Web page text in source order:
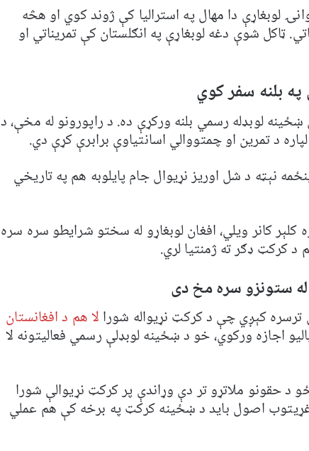
لوبغاړې دا مهال په استرالیا کې ژوند کوي او هڅه
ټاکل شوې دغه لوبغاړې په انګلستان کې تمریناتي او
په بلنه سفر کوي
ښځینه لوبډله رسمي بلنه ورکړې ده. د راپورونو له مخې، د
د تمرین او چمتووالي اسانتیاوې برابرې کړې دي.
نېټه د شل اوریز نړیوال جام پایلوبه هم په تاریخي
کانر ویلي، افغان لوبغاړو له سختو شرایطو سره سره
کرکټ ډګر ته ژمنتیا لري.
ستونزو سره مخ دی
کېږي چې د کرکټ نړیواله شورا لا هم د افغانستان
اجازه ورکوي، خو د ښځینه لوبډلې رسمي فعالیتونه لا
د حقونو ملاتړو تر دې وړاندې پر کرکټ نړیوالې شورا
اصول باید د ښځینه کرکټ په برخه کې هم عملي